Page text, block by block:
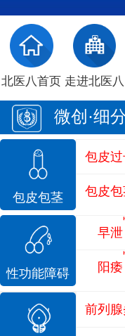
北医八首页 走进北医八
微创·细
包皮包茎
包皮过
包皮
性功能障碍
早泄
阳痿
前列腺